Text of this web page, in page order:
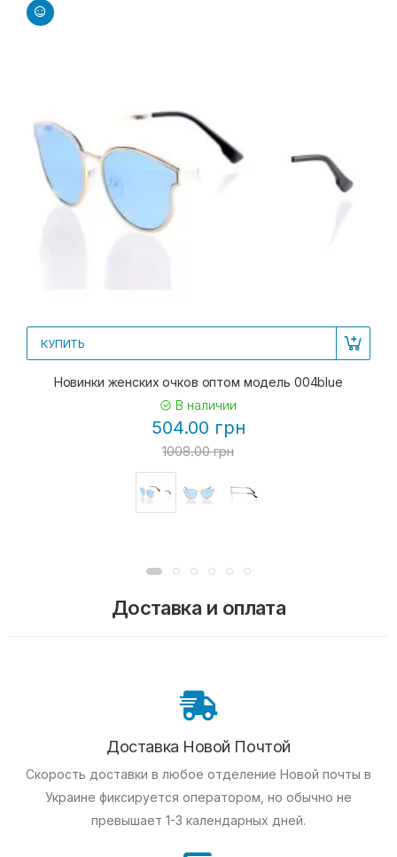
КУПИТЬ
Новинки женских очков оптом модель 004blue
В наличии
504.00 грн
1008.00 грн
Доставка и оплата
Доставка Новой Почтой
Скорость доставки в любое отделение Новой почты в
Украине фиксируется оператором, но обычно не
превышает 1-3 календарных дней.